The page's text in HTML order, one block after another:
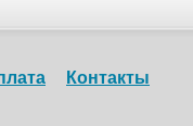
Контакты